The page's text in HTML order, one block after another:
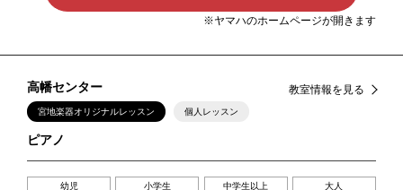
※ヤマハのホームページが開きます
高幡センター 教室情報を見る
宮地楽器オリジナルレッスン 個人レッスン
ピアノ
幼児 小学生 中学生以上 大人